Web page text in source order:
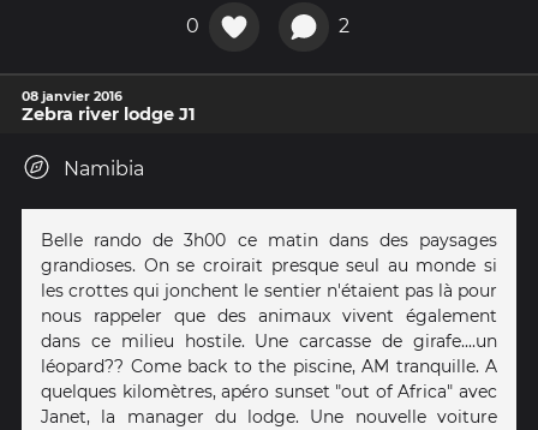
0 2
08 janvier 2016
Zebra river lodge J1
Namibia
Belle rando de 3h00 ce matin dans des paysages
grandioses. On se croirait presque seul au monde si
les crottes qui jonchent le sentier n'étaient pas là pour
nous rappeler que des animaux vivent également
dans ce milieu hostile. Une carcasse de girafe....un
léopard?? Come back to the piscine, AM tranquille. A
quelques kilomètres, apéro sunset "out of Africa" avec
Janet, la manager du lodge. Une nouvelle voiture